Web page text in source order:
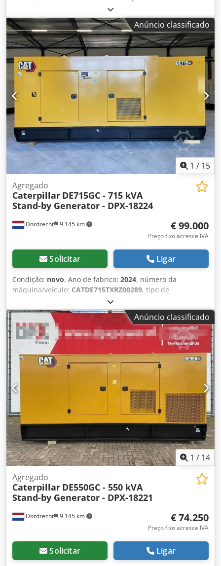
nova SP, sem nova UVV. Outros caminhões podem ser
encontrados em nosso site: Falamos os seguintes idiomas:
alemão, inglês, polonês e turco. Observação: Oferecemos e
recomendamos fortemente a inspeção e verificação do
produto para evitar quaisquer equívocos quanto à
condição e adequação do mesmo. Inspeções podem ser
realizadas a qualquer momento, mediante agendamento
prévio; são expressamente desejadas. Todas as
informações são fornecidas sem garantia. Não nos
responsabilizamos por erros ou informações incorretas
nesta oferta. O comprador deve se certificar por conta
própria do estado e dos equipamentos da
mercadoria/veículo. Alterações, vendas antecipadas e
erros reservados.
de uso: construção civil Peso vazio: 889 kg Potência do
gerador: 50 kVA Dimensões do compartimento de carga:
230 x 96 x 140 cm Certificação CE: sim Dodpsy R I Htofx
Anwjck Volume do tanque de água: 103 l Entre em contato
com a equipe DPX para mais informações. = Outras opções
e acessórios = - Bateria - Painel de controle - Teto de aço -
Tanque
Anúncio classificado
1 / 15
Dordrecht 9.145 km
Agregado
Caterpillar DE715GC - 715 kVA
Stand-by Generator - DPX-18224
€ 99.000
Preço fixo acresce IVA
Solicitar Ligar
Condição: novo, Ano de fabrico: 2024, número da
máquina/veículo: CATDE715TXRZ00289, tipo de
, fabricante de motores:
C15, Finalidade de uso: Construção civil Peso em vazio:
4.832 kg Potência do gerador: 715 kVA Dimensões do
compartimento de carga: 499 x 187 x 229 cm Certificação
CE: sim Volume do tanque de água: 910 l País de
fabricação: CN Entre em contato com a equipe DPX para
mais informações. = Outras opções e acessórios =
Dedpfxoxvk H Rs Anwjck - Bateria - Painel de controle -
Teto de aço - Caminhão-tanque
Anúncio classificado
1 / 14
Dordrecht 9.145 km
Agregado
Caterpillar DE550GC - 550 kVA
Stand-by Generator - DPX-18221
€ 74.250
Preço fixo acresce IVA
Solicitar Ligar